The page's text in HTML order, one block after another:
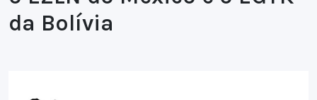
da Bolívia